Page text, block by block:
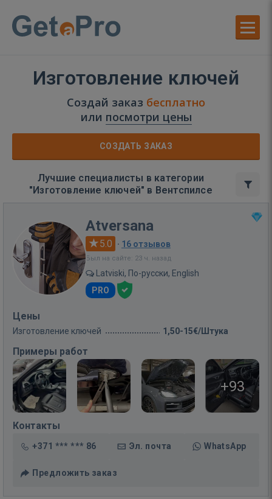
Изготовление ключей
Создай заказ бесплатно
или посмотри цены
СОЗДАТЬ ЗАКАЗ
Лучшие специалисты в категории
"Изготовление ключей" в Вентспилсе
Atversana
5.0 · 16 отзывов
Был на сайте: 23 ч. назад
Latviski, По-русски, English
PRO
Цены
Изготовление ключей 1,50-15€/Штука
Примеры работ
+93
Контакты
+371 *** *** 86 Эл. почта WhatsApp
Предложить заказ